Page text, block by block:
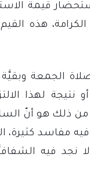
قيمة
هذه
الجمعة
نتيجة لهذا
من ذلك هو أنّ
مفاسد كثيرة،
فيه